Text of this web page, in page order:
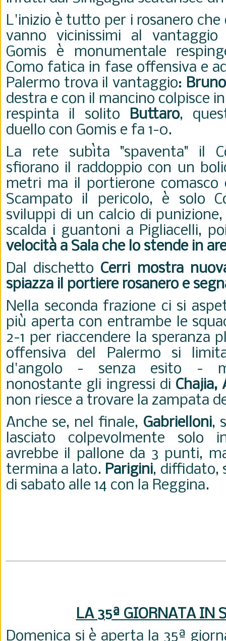
L'inizio è tutto per i rosanero
vanno vicinissimi al
Gomis è monumentale
Como fatica in fase offensiva e
Palermo trova il vantaggio:
destra e con il mancino colpisce
respinta il solito Buttaro,
duello con Gomis e fa 1-0.
La rete subìta "spaventa" il
sfiorano il raddoppio con un
metri ma il portierone
Scampato il pericolo, è solo
sviluppi di un calcio di
scalda i guantoni a Pigliacelli,
velocità a Sala che lo stende in
Dal dischetto Cerri mostra
spiazza il portiere rosanero e
Nella seconda frazione ci si
più aperta con entrambe le
2-1 per riaccendere la speranza
offensiva del Palermo si
d'angolo - senza esito -
nonostante gli ingressi di Chajia,
non riesce a trovare la zampata
Anche se, nel finale, Gabrielloni,
lasciato colpevolmente solo
avrebbe il pallone da 3 punti,
termina a lato. Parigini, diffidato,
di sabato alle 14 con la Reggina.
LA 35ª GIORNATA IN
Domenica si è aperta la 35ª